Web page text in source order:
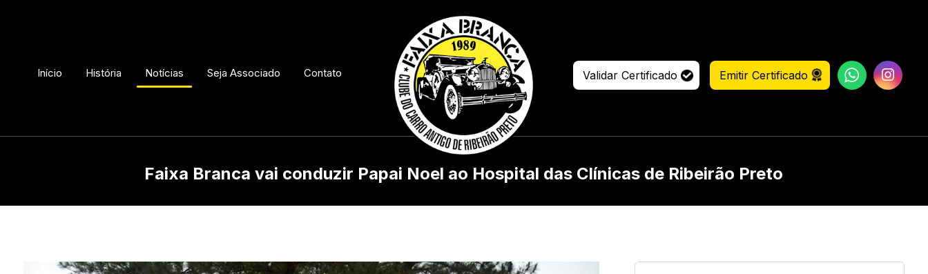
Início História Notícias Seja Associado Contato Emitir Certificado
Validar Certificado
Faixa Branca vai conduzir Papai Noel ao Hospital das Clínicas de Ribeirão Preto